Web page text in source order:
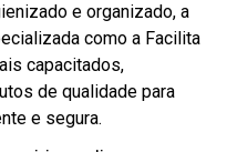
e organizado, a
como a Facilita
capacitados,
de qualidade para
e segura.